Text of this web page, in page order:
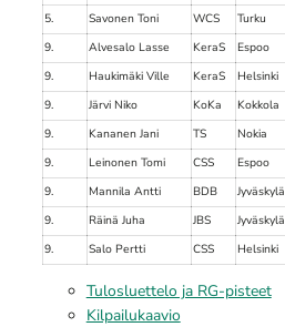
5.
Savonen Toni WCS
Turku
9.
Alvesalo Lasse KeraS
Espoo
9.
Haukimäki Ville KeraS
Helsinki
9.
Järvi Niko KoKa
Kokkola
9.
Kananen Jani TS
Nokia
9.
Leinonen Tomi CSS
Espoo
9.
Mannila Antti BDB
Jyväskylä
9.
Räinä Juha JBS
Jyväskylä
9.
Salo Pertti CSS Helsinki
Tulosluettelo ja RG-pisteet
Kilpailukaavio